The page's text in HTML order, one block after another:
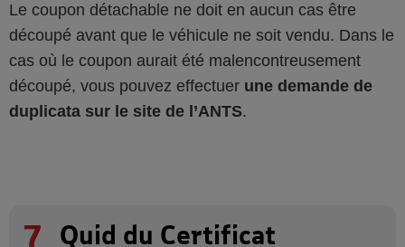
Le coupon détachable ne doit en aucun cas être
découpé avant que le véhicule ne soit vendu. Dans le
cas où le coupon aurait été malencontreusement
découpé, vous pouvez effectuer une demande de
duplicata sur le site de l’ANTS.
7
Quid du Certificat